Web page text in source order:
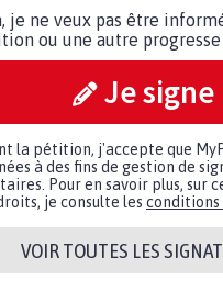
je ne veux pas être
ou une autre progresse
Je signe
la pétition, j'accepte que
à des fins de gestion de
Pour en savoir plus, sur
je consulte les conditions
VOIR TOUTES LES